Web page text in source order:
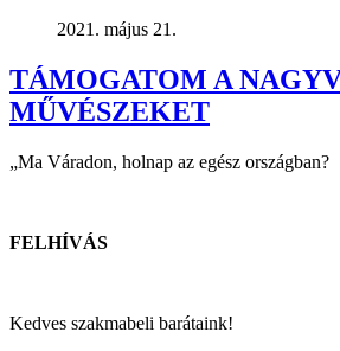
2021. május 21.
TÁMOGATOM A
MŰVÉSZEKET
„Ma Váradon, holnap az egész országban?
FELHÍVÁS
Kedves szakmabeli barátaink!